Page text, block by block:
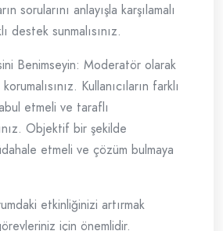
sorularını anlayışla karşılamalı
destek sunmalısınız.
Benimseyin: Moderatör olarak
Kullanıcıların farklı
etmeli ve taraflı
Objektif bir şekilde
etmeli ve çözüm bulmaya
etkinliğinizi artırmak
için önemlidir.